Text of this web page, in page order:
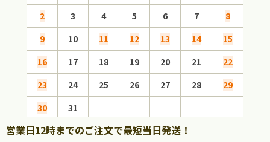
2
3 4 5 6 7
8
9
10 11 12 13 14
15
16
17 18 19 20 21
22
23
24 25 26 27 28
29
30
31
営業日12時までのご注文で最短当日発送！